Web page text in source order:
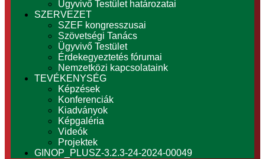
Ügyvivő Testület határozatai
SZERVEZET
SZEF kongresszusai
Szövetségi Tanács
Ügyvivő Testület
Érdekegyeztetés fórumai
Nemzetközi kapcsolataink
TEVÉKENYSÉG
Képzések
Konferenciák
Kiadványok
Képgaléria
Videók
Projektek
GINOP_PLUSZ-3.2.3-24-2024-00049